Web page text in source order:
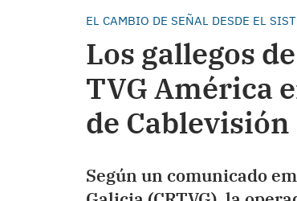
EL CAMBIO DE SEÑAL DESDE EL
Los gallegos
TVG América
de Cablevisión
Según un comunicado